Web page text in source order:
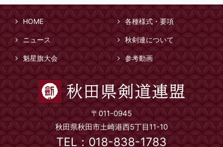
HOME
ニュース
魁星旗大会
各種様式・要項
秋剣連について
参考動画
〒011-0945
秋田県秋田市土崎港西5丁目11-10
TEL：018-838-1783